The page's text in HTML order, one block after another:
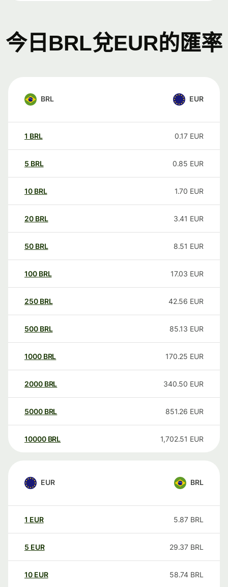
今日BRL兌EUR的匯率
BRL EUR
1 BRL 0.17 EUR
5 BRL 0.85 EUR
10 BRL 1.70 EUR
20 BRL 3.41 EUR
50 BRL 8.51 EUR
100 BRL 17.03 EUR
250 BRL 42.56 EUR
500 BRL 85.13 EUR
1000 BRL 170.25 EUR
2000 BRL 340.50 EUR
5000 BRL 851.26 EUR
10000 BRL 1,702.51 EUR
EUR BRL
1 EUR 5.87 BRL
5 EUR 29.37 BRL
10 EUR 58.74 BRL